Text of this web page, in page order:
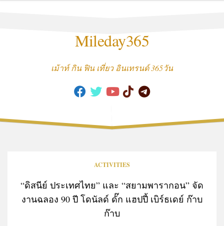
Mileday365
เม้าท์ กิน ฟิน เที่ยว อินเทรนด์ 365วัน
ACTIVITIES
“ดิสนีย์ ประเทศไทย” และ “สยามพารากอน” จัด
งานฉลอง 90 ปี โดนัลด์ ดั๊ก แฮปปี้ เบิร์ธเดย์ ก๊าบ
ก๊าบ